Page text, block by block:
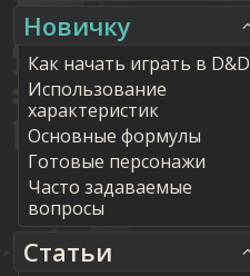
Новичку
Как начать играть в D&D
Использование
характеристик
Основные формулы
Готовые персонажи
Часто задаваемые
вопросы
Статьи